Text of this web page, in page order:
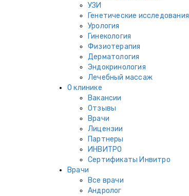
УЗИ
Генетические исследования
Урология
Гинекология
Физиотерапия
Дерматология
Эндокринология
Лечебный массаж
О клинике
Вакансии
Отзывы
Врачи
Лицензии
Партнеры
ИНВИТРО
Сертификаты Инвитро
Врачи
Все врачи
Андролог